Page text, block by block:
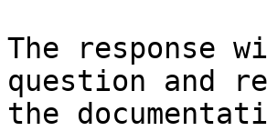
The response
question and
the